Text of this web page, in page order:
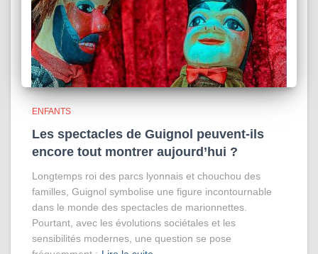
ENFANTS
Les spectacles de Guignol peuvent-ils
encore tout montrer aujourd’hui ?
Longtemps roi des parcs lyonnais et chouchou des
familles, Guignol symbolise une figure incontournable
dans le monde des spectacles de marionnettes.
Pourtant, avec les évolutions sociétales et les
sensibilités modernes, une question se pose